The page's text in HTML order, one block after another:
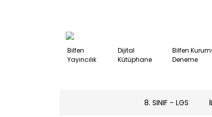
Bilfen
Yayıncılık
Dijital
Kütüphane
Bilfen
Deneme
8. SINIF - LGS